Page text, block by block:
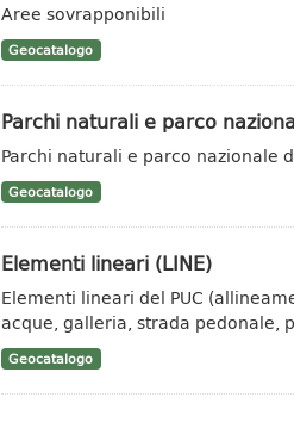
Aree sovrapponibili
Geocatalogo
Parchi naturali e parco
Parchi naturali e parco nazionale
Geocatalogo
Elementi lineari (LINE)
Elementi lineari del PUC
acque, galleria, strada pedonale,
Geocatalogo